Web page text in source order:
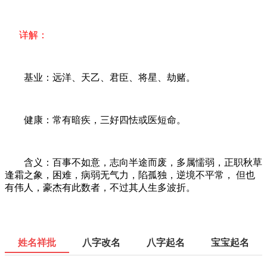
详解：
基业：远洋、天乙、君臣、将星、劫赌。
健康：常有暗疾，三好四怯或医短命。
含义：百事不如意，志向半途而废，多属懦弱，正职秋草
逢霜之象，困难，病弱无气力，陷孤独，逆境不平常， 但也
有伟人，豪杰有此数者，不过其人生多波折。
姓名祥批 八字改名 八字起名 宝宝起名